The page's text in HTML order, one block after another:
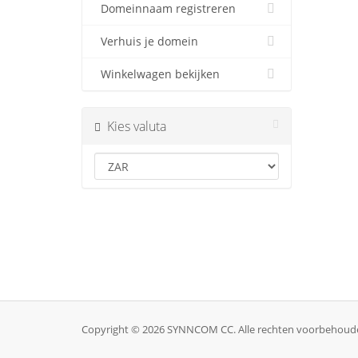
Domeinnaam registreren
Verhuis je domein
Winkelwagen bekijken
Kies valuta
Copyright © 2026 SYNNCOM CC. Alle rechten